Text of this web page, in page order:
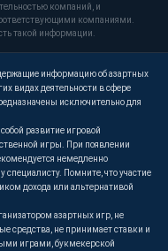
компаний, и
компаниями.
такой информации.
информацию об азартных
видах деятельности в сфере
исключительно для
развитие игровой
игры. При появлении
немедленно
Помните, что участие
дохода или альтернативой
азартных игр, не
средства, не принимает ставки и
играми, букмекерской